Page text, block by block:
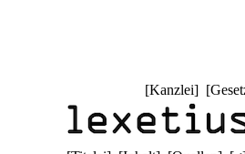
[Kanzlei] [